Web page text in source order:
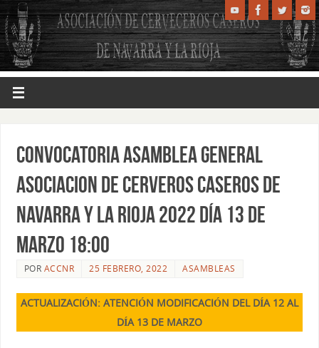
CONVOCATORIA ASAMBLEA GENERAL
ASOCIACION DE CERVEROS CASEROS DE
NAVARRA Y LA RIOJA 2022 DÍA 13 DE
MARZO 18:00
POR ACCNR 25 FEBRERO, 2022 ASAMBLEAS
ACTUALIZACIÓN: ATENCIÓN MODIFICACIÓN DEL DÍA 12 AL
DÍA 13 DE MARZO